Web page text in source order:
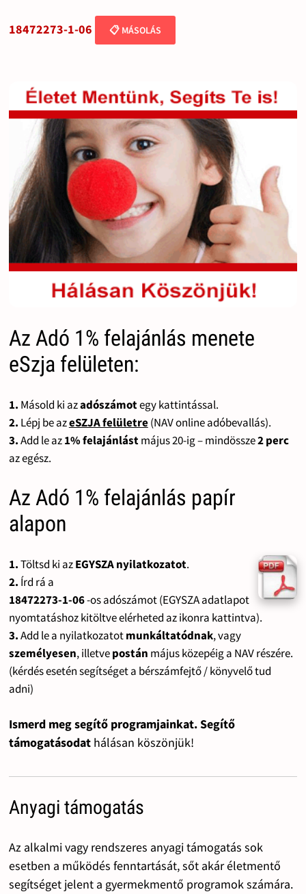
18472273-1-06 📋 MÁSOLÁS
Az Adó 1% felajánlás menete
eSzja felületen:
1. Másold ki azadószámotegy kattintással.
2. Lépj be azeSZJA felületre(NAV online adóbevallás).
3.Add le az1% felajánlástmájus 20-ig – mindössze2 perc
az egész.
Az Adó 1% felajánlás papír
alapon
1.Töltsd ki azEGYSZA nyilatkozatot.
2. Írd rá a
18472273-1-06-os adószámot (EGYSZA adatlapot
nyomtatáshoz kitöltve elérheted az ikonra kattintva).
3.Add le a nyilatkozatotmunkáltatódnak, vagy
személyesen, illetvepostán május közepéig a NAV részére.
(kérdés esetén segítséget a bérszámfejtő / könyvelő tud
adni)
Ismerd meg segítő programjainkat. Segítő
támogatásodat hálásan köszönjük!
Anyagi támogatás
Az alkalmi vagy rendszeres anyagi támogatás sok
esetben a működés fenntartását, sőt akár életmentő
segítséget jelent a gyermekmentő programok számára.